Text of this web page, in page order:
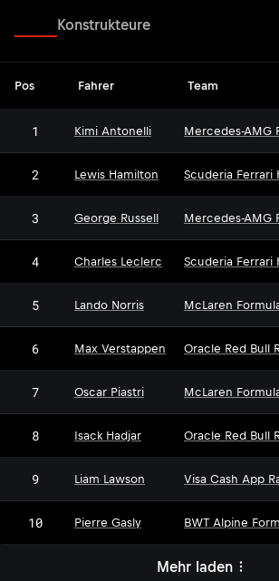
Konstrukteure
Pos Fahrer Team
1 Kimi Antonelli Mercedes-AMG
2 Lewis Hamilton Scuderia Ferrari
3 George Russell Mercedes-AMG
4 Charles Leclerc Scuderia Ferrari
5 Lando Norris McLaren
6 Max Verstappen Oracle Red Bull
7 Oscar Piastri McLaren
8 Isack Hadjar Oracle Red Bull
9 Liam Lawson Visa Cash App
10 Pierre Gasly BWT Alpine
Mehr laden